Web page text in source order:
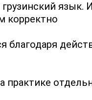
язык.
корректно
благодаря
практике